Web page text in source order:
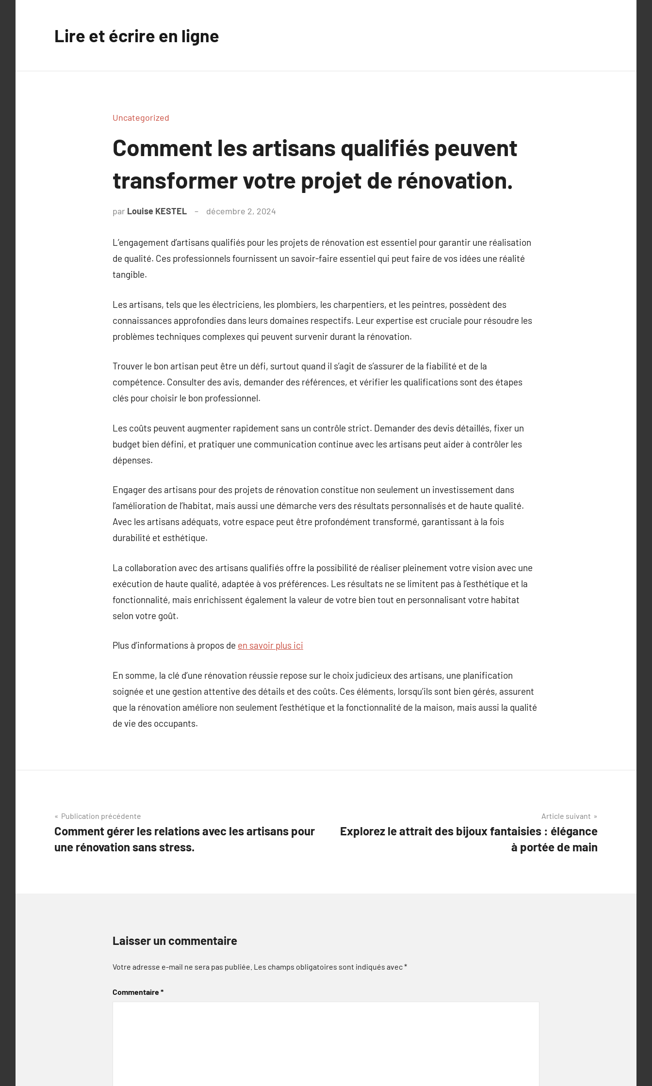
Lire et écrire en ligne
Uncategorized
Comment les artisans qualifiés peuvent
transformer votre projet de rénovation.
par Louise KESTEL décembre 2, 2024
L’engagement d’artisans qualifiés pour les projets de rénovation est essentiel pour garantir une réalisation
de qualité. Ces professionnels fournissent un savoir-faire essentiel qui peut faire de vos idées une réalité
tangible.
Les artisans, tels que les électriciens, les plombiers, les charpentiers, et les peintres, possèdent des
connaissances approfondies dans leurs domaines respectifs. Leur expertise est cruciale pour résoudre les
problèmes techniques complexes qui peuvent survenir durant la rénovation.
Trouver le bon artisan peut être un défi, surtout quand il s’agit de s’assurer de la fiabilité et de la
compétence. Consulter des avis, demander des références, et vérifier les qualifications sont des étapes
clés pour choisir le bon professionnel.
Les coûts peuvent augmenter rapidement sans un contrôle strict. Demander des devis détaillés, fixer un
budget bien défini, et pratiquer une communication continue avec les artisans peut aider à contrôler les
dépenses.
Engager des artisans pour des projets de rénovation constitue non seulement un investissement dans
l’amélioration de l’habitat, mais aussi une démarche vers des résultats personnalisés et de haute qualité.
Avec les artisans adéquats, votre espace peut être profondément transformé, garantissant à la fois
durabilité et esthétique.
La collaboration avec des artisans qualifiés offre la possibilité de réaliser pleinement votre vision avec une
exécution de haute qualité, adaptée à vos préférences. Les résultats ne se limitent pas à l’esthétique et la
fonctionnalité, mais enrichissent également la valeur de votre bien tout en personnalisant votre habitat
selon votre goût.
Plus d’informations à propos de en savoir plus ici
En somme, la clé d’une rénovation réussie repose sur le choix judicieux des artisans, une planification
soignée et une gestion attentive des détails et des coûts. Ces éléments, lorsqu’ils sont bien gérés, assurent
que la rénovation améliore non seulement l’esthétique et la fonctionnalité de la maison, mais aussi la qualité
de vie des occupants.
Navigation
de
l’article
Publication précédente
Comment gérer les relations avec les artisans pour
une rénovation sans stress.
Article suivant
Explorez le attrait des bijoux fantaisies : élégance
à portée de main
Laisser un commentaire
Votre adresse e-mail ne sera pas publiée. Les champs obligatoires sont indiqués avec*
Commentaire*